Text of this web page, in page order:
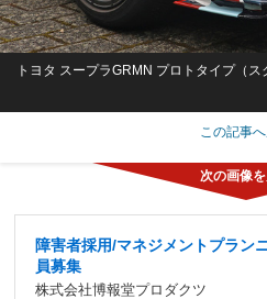
トヨタ スープラGRMN プロトタイプ（ス
この記事
障害者採用/マネジメントプラン
員募集
株式会社博報堂プロダクツ